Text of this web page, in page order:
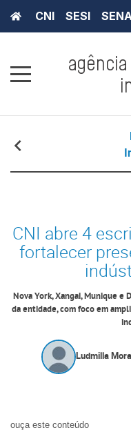
CNI SESI
CNI abre 4
fortalecer
Nova York, Xangai, Munique e
da entidade, com foco em
Ludmilla
ouça este conteúdo